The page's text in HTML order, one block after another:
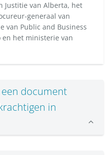
Justitie van Alberta, het
generaal van
van Public and Business
en het ministerie van
document
in